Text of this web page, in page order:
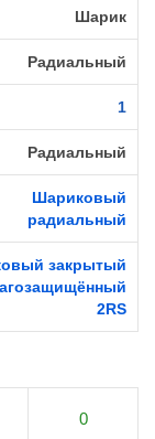
Шарик
Радиальный
1
Радиальный
Шариковый
радиальный
закрытый
2RS
0